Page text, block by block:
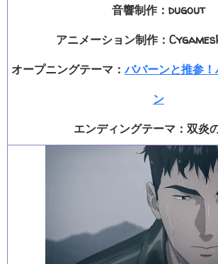
音響制作：dugout
アニメーション制作：
オープニングテーマ：ババーンと推参
ン
エンディングテーマ：双炎